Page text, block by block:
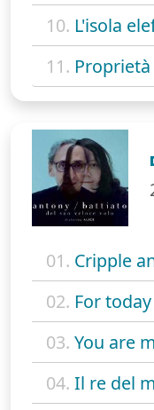
10. L'isola
11.
01. Cripple
02. For
03. You are
04. Il re del